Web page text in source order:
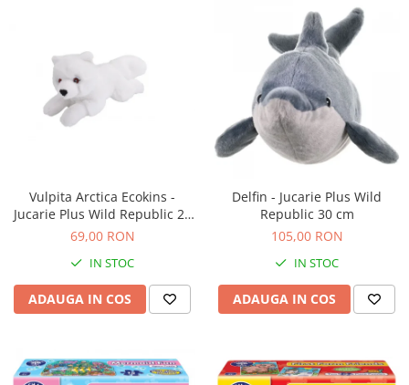
Accesorii hranire
Bavetica bebelusi
Vulpita Arctica Ecokins -
Jucarie Plus Wild Republic 20
cm
69,00 RON
IN STOC
ADAUGA IN COS
Delfin - Jucarie Plus Wild
Republic 30 cm
105,00 RON
IN STOC
ADAUGA IN COS